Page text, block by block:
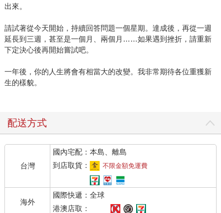
出來。
請試著從今天開始，持續回答問題一個星期。達成後，再從一週
延長到三週，甚至是一個月、兩個月……如果遇到挫折，請重新
下定決心後再開始嘗試吧。
一年後，你的人生將會有相當大的改變。我非常期待各位重獲新
生的樣貌。
配送方式
台灣
國內宅配：本島、離島
到店取貨：
不限金額免運費
海外
國際快遞：全球
港澳店取：